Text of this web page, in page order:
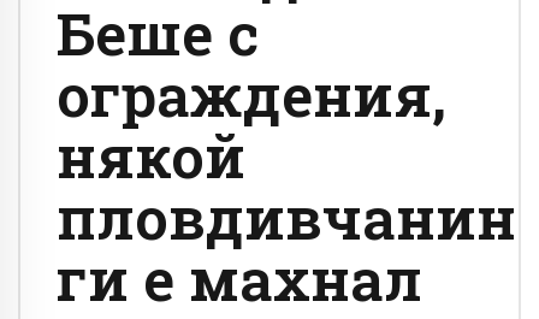
Беше с
ограждения,
някой
пловдивчанин
ги е махнал